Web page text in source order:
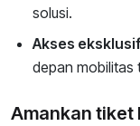
solusi.
Akses
depan mobilitas
Amankan tiket